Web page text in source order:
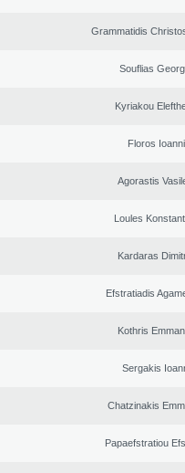
Grammatidis
Souflias
Kyriakou
Floros
Agorastis
Loules
Kardaras
Efstratiadis
Kothris
Sergakis
Chatzinakis
Papaefstratiou